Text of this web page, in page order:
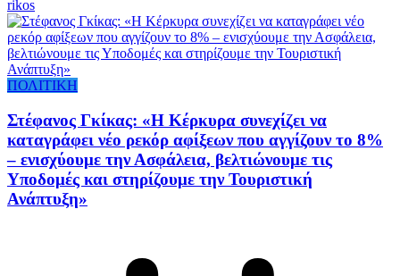
rikos
ΠΟΛΙΤΙΚΗ
Στέφανος Γκίκας: «Η Κέρκυρα συνεχίζει να
καταγράφει νέο ρεκόρ αφίξεων που αγγίζουν το 8%
– ενισχύουμε την Ασφάλεια, βελτιώνουμε τις
Υποδομές και στηρίζουμε την Τουριστική
Ανάπτυξη»